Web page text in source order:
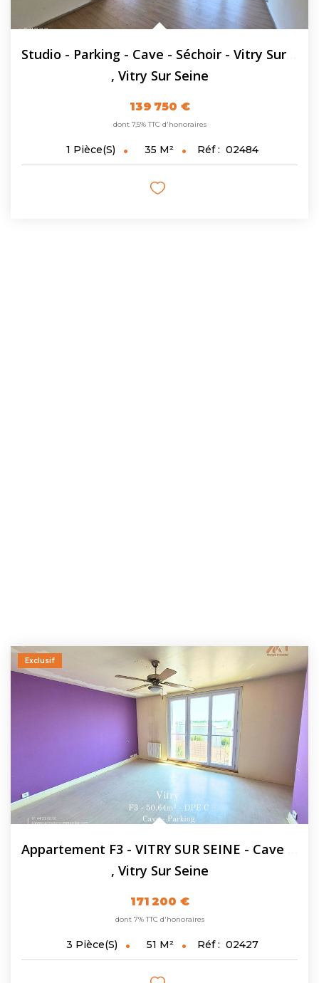
, Vitry Sur Seine
139 750 €
dont 7,5% TTC d'honoraires
1 Pièce(s) 35 M² Réf : 02484
Exclusif
, Vitry Sur Seine
171 200 €
dont 7% TTC d'honoraires
3 Pièce(s) 51 M² Réf : 02427